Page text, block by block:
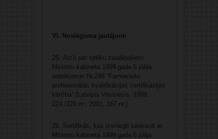
VI. Noslēguma jautājumi
25. Atzīt par spēku zaudējušiem
Ministru kabineta 1999.gada 6.jūlija
noteikumus Nr.248 “Farmaceitu
profesionālās kvalifikācijas sertifikācijas
kārtība” (Latvijas Vēstnesis, 1999,
224./226.nr.; 2003, 167.nr.).
26. Sertifikāti, kas izsniegti saskaņā ar
Ministru kabineta 1999.gada 6.jūlija